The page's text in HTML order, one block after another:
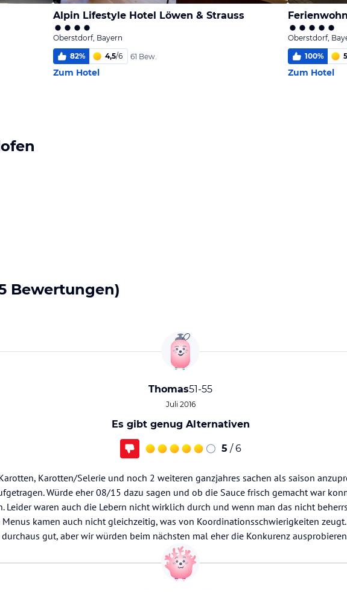
Alpin Lifestyle Hotel Löwen & Strauss
Oberstdorf, Bayern
82% 4,5/6 61 Bew.
Zum Hotel
Oberstdorf,
100%
Zum Hotel
Bewertungen)
Thomas51-55
Juli 2016
Es gibt genug Alternativen
5 / 6
Karotten/Selerie und noch 2 weiteren ganzjahres sachen als saison
Würde eher 08/15 dazu sagen und ob die Sauce frisch gemacht war
Leider waren auch die Lebern nicht wirklich durch und wenn man das nicht
Menus kamen auch nicht gleichzeitig, was von Koordinationsschwierigkeiten
durchaus gut, aber wir würden beim nächsten mal eher die Konkurenz